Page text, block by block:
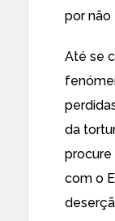
por não
Até se
da
procure
com o